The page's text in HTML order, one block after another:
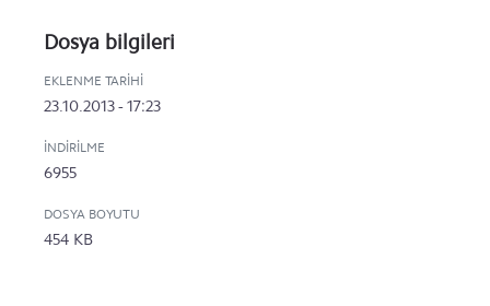
Dosya bilgileri
EKLENME TARIHI
23.10.2013 - 17:23
İNDIRILME
6955
DOSYA BOYUTU
454 KB